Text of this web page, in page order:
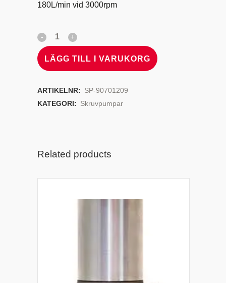
180L/min vid 3000rpm
LÄGG TILL I VARUKORG
ARTIKELNR: SP-90701209
KATEGORI: Skruvpumpar
Related products